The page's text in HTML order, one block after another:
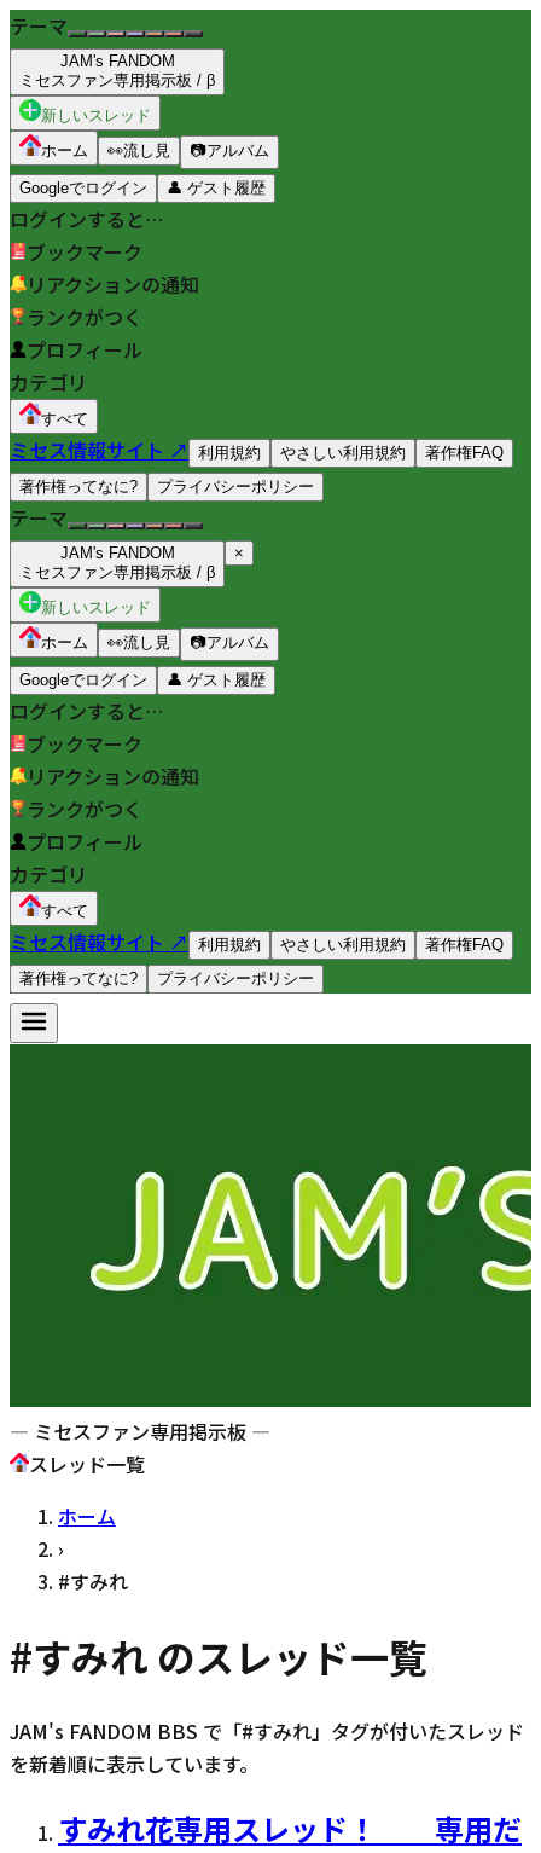
テーマ
JAM's FANDOM
ミセスファン専用掲示板 / β
新しいスレッド
ホーム
👀流し見 📷アルバム
Googleでログイン 👤 ゲスト履歴
ログインすると…
ブックマーク
リアクションの通知
ランクがつく
プロフィール
カテゴリ
すべて
ミセス情報サイト ↗ 利用規約 やさしい利用規約
著作権FAQ
著作権ってなに?
プライバシーポリシー
テーマ
JAM's FANDOM
ミセスファン専用掲示板 / β
×
新しいスレッド
ホーム
👀流し見 📷アルバム
Googleでログイン 👤 ゲスト履歴
ログインすると…
ブックマーク
リアクションの通知
ランクがつく
プロフィール
カテゴリ
すべて
ミセス情報サイト ↗ 利用規約 やさしい利用規約
著作権FAQ
著作権ってなに?
プライバシーポリシー
— ミセスファン専用掲示板 —
スレッド一覧
ホーム
›
#すみれ
#すみれ のスレッド一覧
JAM's FANDOM BBS で「#すみれ」タグが付いたスレッド
を新着順に表示しています。
すみれ花専用スレッド！ 専用だ